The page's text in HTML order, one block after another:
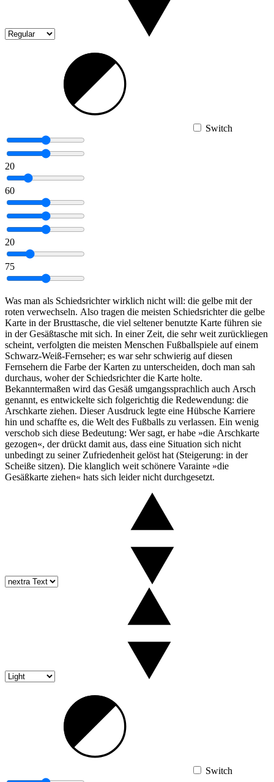
Switch
20
60
20
75
Was man als Schiedsrichter wirklich nicht will: die gelbe mit der
roten verwechseln. Also tragen die meisten Schiedsrichter die gelbe
Karte in der Brusttasche, die viel seltener benutzte Karte führen sie
in der Gesäßtasche mit sich. In einer Zeit, die sehr weit zurückliegen
scheint, verfolgten die meisten Menschen Fußballspiele auf einem
Schwarz-Weiß-Fernseher; es war sehr schwierig auf diesen
Fernsehern die Farbe der Karten zu unterscheiden, doch man sah
durchaus, woher der Schiedsrichter die Karte holte.
Bekanntermaßen wird das Gesäß umgangssprachlich auch Arsch
genannt, es entwickelte sich folgerichtig die Redewendung: die
Arschkarte ziehen. Dieser Ausdruck legte eine Hübsche Karriere
hin und schaffte es, die Welt des Fußballs zu verlassen. Ein wenig
verschob sich diese Bedeutung: Wer sagt, er habe »die Arschkarte
gezogen«, der drückt damit aus, dass eine Situation sich nicht
unbedingt zu seiner Zufriedenheit gelöst hat (Steigerung: in der
Scheiße sitzen). Die klanglich weit schönere Varainte »die
Gesäßkarte ziehen« hats sich leider nicht durchgesetzt.
Switch